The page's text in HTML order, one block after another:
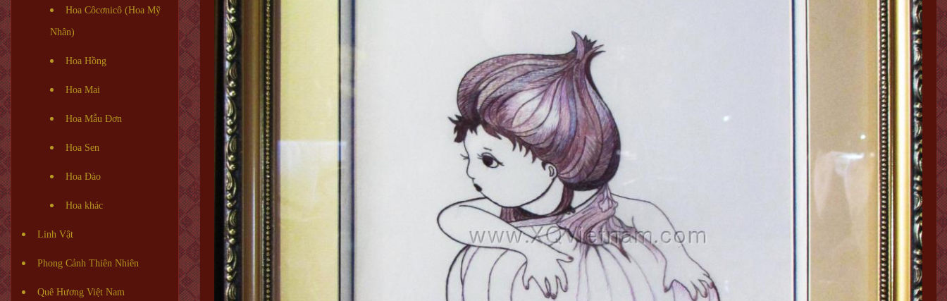
Hoa Côcơnicô (Hoa Mỹ
Nhân)
Hoa Hồng
Hoa Mai
Hoa Mẫu Đơn
Hoa Sen
Hoa Đào
Hoa khác
Linh Vật
Phong Cảnh Thiên Nhiên
Quê Hương Việt Nam